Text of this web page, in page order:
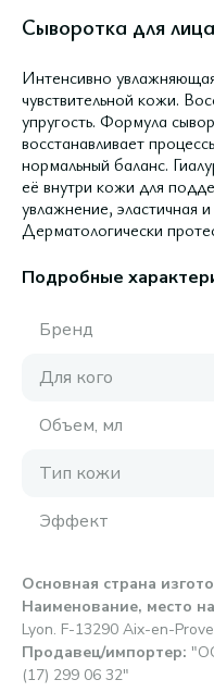
Сыворотка для
Интенсивно
чувствительной кожи.
упругость. Формула
восстанавливает
нормальный баланс.
её внутри кожи для
увлажнение, эластичная
Дерматологически
Подробные
Бренд
Для кого
Объем, мл
Тип кожи
Эффект
Основная страна
Наименование, место
Lyon. F-13290 Aix-en-
Продавец/импортер:
(17) 299 06 32"